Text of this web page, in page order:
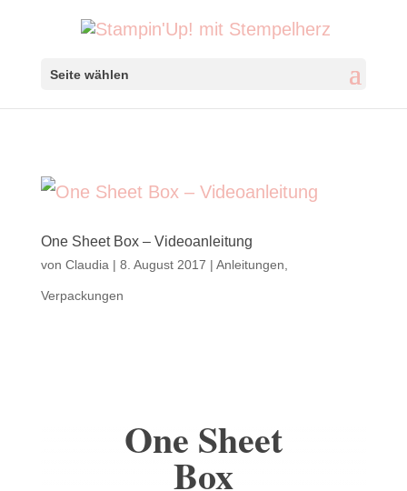
Seite wählen
One Sheet Box – Videoanleitung
von Claudia | 8. August 2017 | Anleitungen
Verpackungen
One Sheet
Box